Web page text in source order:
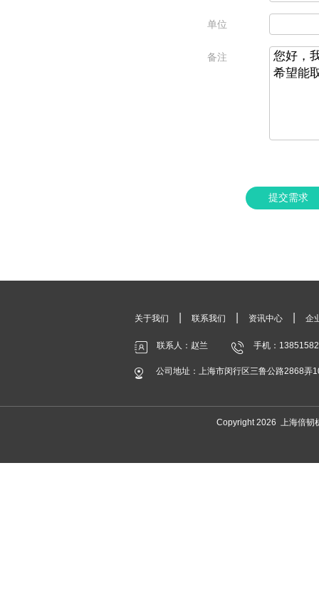
单位
备注
提交需求
关于我们 联系我们 资讯中心 企
联系人：赵兰 手机：
公司地址：上海市闵行区三鲁公路2868弄
Copyright 2026 上海倍